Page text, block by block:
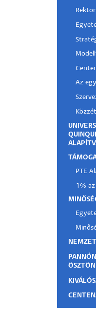
Adminisztráció
Munkatársak
Felvételizők
Az
PTE
1%